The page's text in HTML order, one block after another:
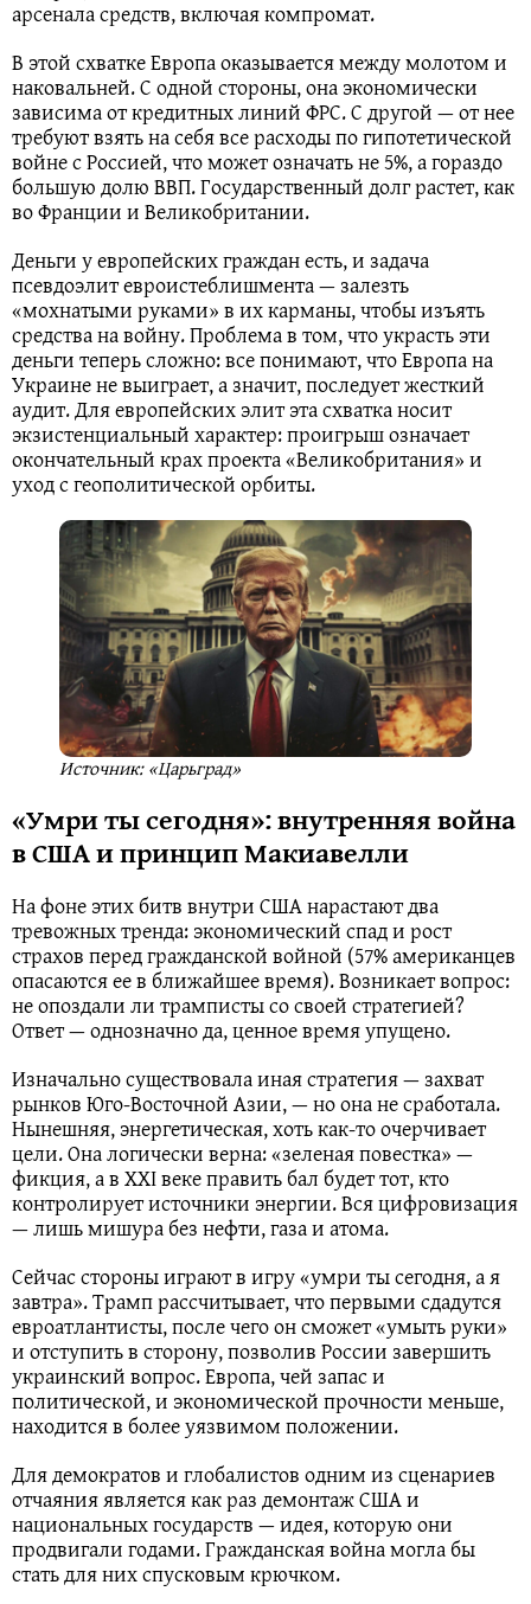
арсенала средств, включая компромат.
В этой схватке Европа оказывается между молотом и
наковальней. С одной стороны, она экономически
зависима от кредитных линий ФРС. С другой — от нее
требуют взять на себя все расходы по гипотетической
войне с Россией, что может означать не 5%, а гораздо
большую долю ВВП. Государственный долг растет, как
во Франции и Великобритании.
Деньги у европейских граждан есть, и задача
псевдоэлит евроистеблишмента — залезть
«мохнатыми руками» в их карманы, чтобы изъять
средства на войну. Проблема в том, что украсть эти
деньги теперь сложно: все понимают, что Европа на
Украине не выиграет, а значит, последует жесткий
аудит. Для европейских элит эта схватка носит
экзистенциальный характер: проигрыш означает
окончательный крах проекта «Великобритания» и
уход с геополитической орбиты.
Источник: «Царьград»
«Умри ты сегодня»: внутренняя война
в США и принцип Макиавелли
На фоне этих битв внутри США нарастают два
тревожных тренда: экономический спад и рост
страхов перед гражданской войной (57% американцев
опасаются ее в ближайшее время). Возникает вопрос:
не опоздали ли трамписты со своей стратегией?
Ответ — однозначно да, ценное время упущено.
Изначально существовала иная стратегия — захват
рынков Юго-Восточной Азии, — но она не сработала.
Нынешняя, энергетическая, хоть как-то очерчивает
цели. Она логически верна: «зеленая повестка» —
фикция, а в XXI веке править бал будет тот, кто
контролирует источники энергии. Вся цифровизация
— лишь мишура без нефти, газа и атома.
Сейчас стороны играют в игру «умри ты сегодня, а я
завтра». Трамп рассчитывает, что первыми сдадутся
евроатлантисты, после чего он сможет «умыть руки»
и отступить в сторону, позволив России завершить
украинский вопрос. Европа, чей запас и
политической, и экономической прочности меньше,
находится в более уязвимом положении.
Для демократов и глобалистов одним из сценариев
отчаяния является как раз демонтаж США и
национальных государств — идея, которую они
продвигали годами. Гражданская война могла бы
стать для них спусковым крючком.